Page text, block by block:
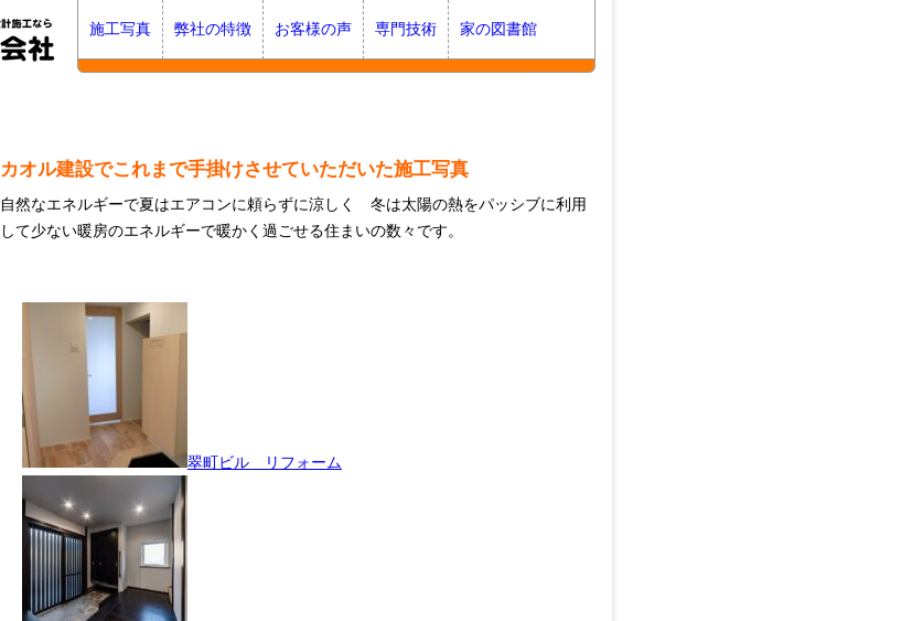
施工写真 弊社の特徴 お客様の声 専門技術 家の図書館
カオル建設でこれまで手掛けさせていただいた施工写真
自然なエネルギーで夏はエアコンに頼らずに涼しく 冬は太陽の熱をパッシブに利用
して少ない暖房のエネルギーで暖かく過ごせる住まいの数々です。
翠町ビル リフォーム